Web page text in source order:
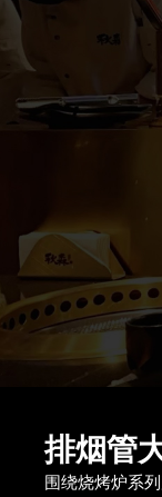
排烟管
围绕烧烤炉系